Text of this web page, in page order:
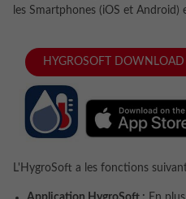
les Smartphones (iOS et
HYGROSOFT DOWNLOAD
L'HygroSoft a les fonctions